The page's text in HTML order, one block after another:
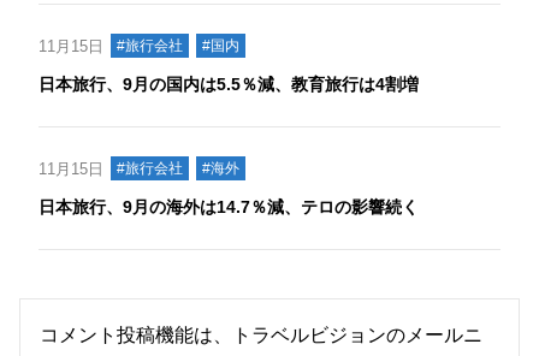
11月15日 #旅行会社 #国内
日本旅行、9月の国内は5.5％減、教育旅行は4割増
11月15日 #旅行会社 #海外
日本旅行、9月の海外は14.7％減、テロの影響続く
コメント投稿機能は、トラベルビジョンのメールニ